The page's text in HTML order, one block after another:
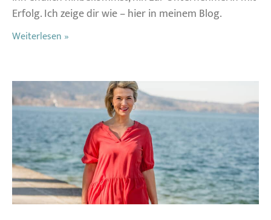
Erfolg. Ich zeige dir wie – hier in meinem Blog.
Weiterlesen »